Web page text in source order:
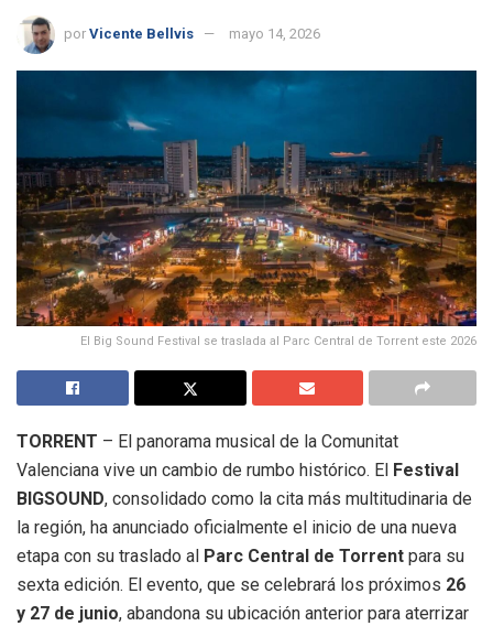
por Vicente Bellvis mayo 14, 2026
El Big Sound Festival se traslada al Parc Central de Torrent este 2026
TORRENT – El panorama musical de la Comunitat
Valenciana vive un cambio de rumbo histórico. El Festival
BIGSOUND, consolidado como la cita más multitudinaria de
la región, ha anunciado oficialmente el inicio de una nueva
etapa con su traslado al Parc Central de Torrent para su
sexta edición. El evento, que se celebrará los próximos 26
y 27 de junio, abandona su ubicación anterior para aterrizar